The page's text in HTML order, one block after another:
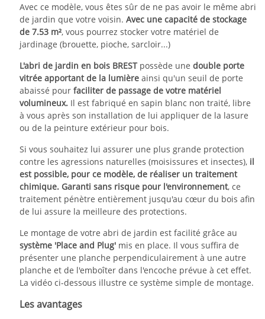
Avec ce modèle, vous êtes sûr de ne pas avoir le même abri
de jardin que votre voisin. Avec une capacité de stockage
de 7.53 m², vous pourrez stocker votre matériel de
jardinage (brouette, pioche, sarcloir...)
L'abri de jardin en bois BREST possède une double porte
vitrée apportant de la lumière ainsi qu'un seuil de porte
abaissé pour faciliter de passage de votre matériel
volumineux. Il est fabriqué en sapin blanc non traité, libre
à vous après son installation de lui appliquer de la lasure
ou de la peinture extérieur pour bois.
Si vous souhaitez lui assurer une plus grande protection
contre les agressions naturelles (moisissures et insectes), il
est possible, pour ce modèle, de réaliser un traitement
chimique. Garanti sans risque pour l'environnement, ce
traitement pénètre entièrement jusqu'au cœur du bois afin
de lui assure la meilleure des protections.
Le montage de votre abri de jardin est facilité grâce au
système 'Place and Plug' mis en place. Il vous suffira de
présenter une planche perpendiculairement à une autre
planche et de l'emboîter dans l'encoche prévue à cet effet.
La vidéo ci-dessous illustre ce système simple de montage.
Les avantages